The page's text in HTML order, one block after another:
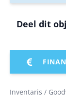
Deel dit
Inventaris /